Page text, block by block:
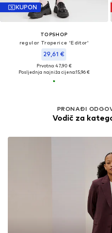
KUPON
TOPSHOP
regular Traperice 'Editor'
29,61 €
Prvotno: 47,90 €
Posljednja najniža cijena:15,96 €
PRONAĐI
Vodič za